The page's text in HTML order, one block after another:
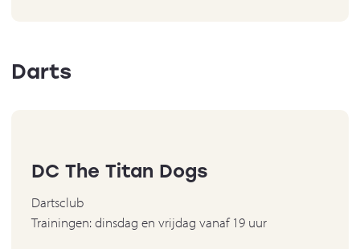
Darts
DC The Titan Dogs
Dartsclub
Trainingen: dinsdag en vrijdag vanaf 19 uur